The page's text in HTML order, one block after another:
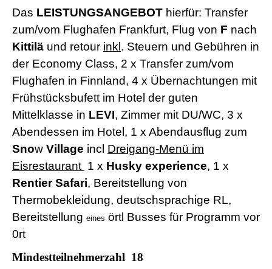
Das LEISTUNGSANGEBOT hierfür: Transfer
zum/vom Flughafen Frankfurt, Flug von F nach
Kittilä und retour inkl . Steuern und Gebühren in
der Economy Class, 2 x Transfer zum/vom
Flughafen in Finnland, 4 x Übernachtungen mit
Frühstücksbufett im Hotel der guten
Mittelklasse in LEVI, Zimmer mit DU/WC, 3 x
Abendessen im Hotel, 1 x Abendausflug zum
Snow Village incl Dreigang-Menü im
Eisrestaurant 1 x Husky experience, 1 x
Rentier Safari, Bereitstellung von
Thermobekleidung, deutschsprachige RL,
Bereitstellung eines örtl Busses für Programm vor
0rt
Mindestteilnehmerzahl 18